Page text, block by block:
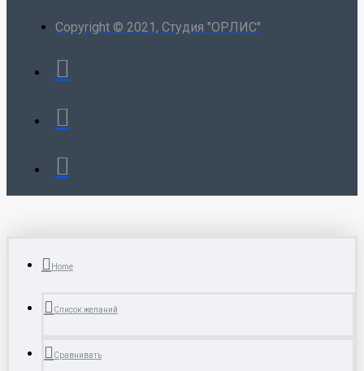
Copyright © 2021, Студия "ОРЛИС"
Home
Список желаний
Сравнивать